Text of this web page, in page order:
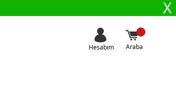
X
Hesabım Araba